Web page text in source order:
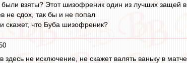
взяты? Этот шизофреник один из лучших защей
не сдох, так бы и не попал
скажет, что Буба шизофреник?
не исключение, не скажет валять ваньку в